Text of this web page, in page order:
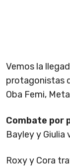
Vemos la
protagonistas
Oba Femi,
Combate por
Bayley y Giulia
Roxy y Cora